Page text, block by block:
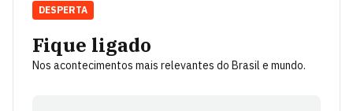
Fique ligado
Nos acontecimentos mais relevantes do Brasil e mundo.
DESPERTA